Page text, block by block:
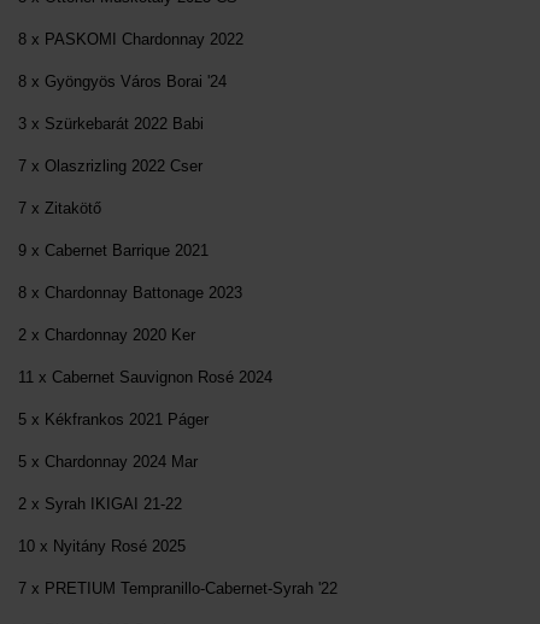
8 x PASKOMI Chardonnay 2022
8 x Gyöngyös Város Borai '24
3 x Szürkebarát 2022 Babi
7 x Olaszrizling 2022 Cser
7 x Zitakötő
9 x Cabernet Barrique 2021
8 x Chardonnay Battonage 2023
2 x Chardonnay 2020 Ker
11 x Cabernet Sauvignon Rosé 2024
5 x Kékfrankos 2021 Páger
5 x Chardonnay 2024 Mar
2 x Syrah IKIGAI 21-22
10 x Nyitány Rosé 2025
7 x PRETIUM Tempranillo-Cabernet-Syrah '22